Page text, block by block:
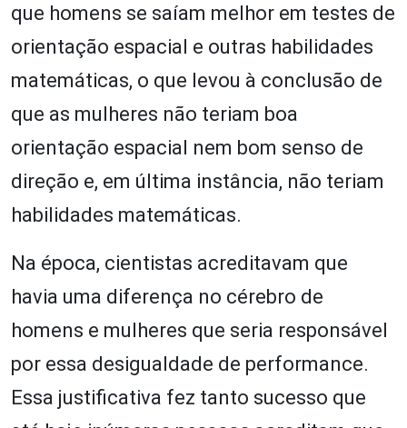
que homens se saíam melhor em testes de
orientação espacial e outras habilidades
matemáticas, o que levou à conclusão de
que as mulheres não teriam boa
orientação espacial nem bom senso de
direção e, em última instância, não teriam
habilidades matemáticas.
Na época, cientistas acreditavam que
havia uma diferença no cérebro de
homens e mulheres que seria responsável
por essa desigualdade de performance.
Essa justificativa fez tanto sucesso que